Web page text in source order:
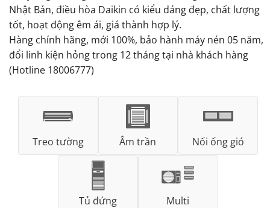
Nhật Bản, điều hòa Daikin có kiểu dáng đẹp, chất lượng
tốt, hoạt động êm ái, giá thành hợp lý.
Hàng chính hãng, mới 100%, bảo hành máy nén 05 năm,
đổi linh kiện hỏng trong 12 tháng tại nhà khách hàng
(Hotline 18006777)
Treo tường Âm trần Nối ống gió
Tủ đứng Multi